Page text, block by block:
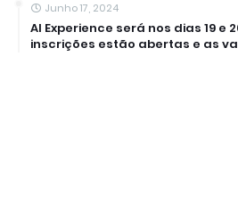
Junho 17, 2024
AI Experience será nos dias 19 e
inscrições estão abertas e as